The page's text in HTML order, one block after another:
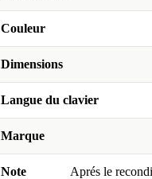
Couleur
Dimensions
Langue du clavier
Marque
Note
Aprés le